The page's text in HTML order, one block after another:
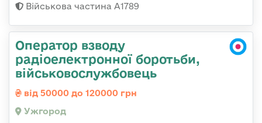
Військова частина А1789
Оператор взводу
радіоелектронної боротьби,
військовослужбовець
від 50000 до 120000 грн
Ужгород